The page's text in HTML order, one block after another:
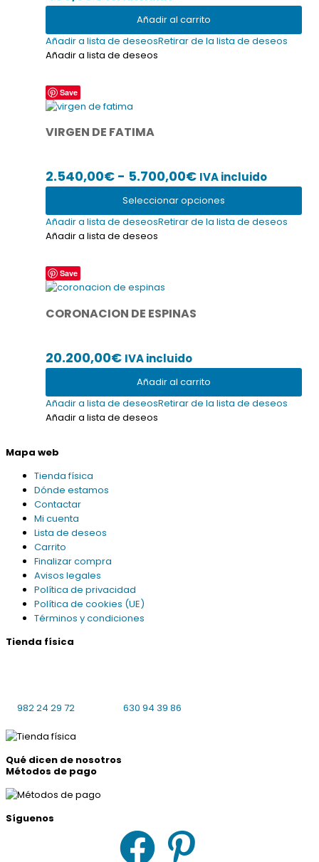
Añadir al carrito
Añadir a lista de deseosRetirar de la lista de deseos
Añadir a lista de deseos
Save
VIRGEN DE FATIMA
2.540,00€ - 5.700,00€Rango
de
precios:
IVA incluido
Seleccionar opciones
Este
producto
múltiples
opciones
se
elegir
en
de
producto
Añadir a lista de deseosRetirar de la lista de deseos
Añadir a lista de deseos
Save
CORONACION DE ESPINAS
20.200,00€ IVA incluido
Añadir al carrito
Añadir a lista de deseosRetirar de la lista de deseos
Añadir a lista de deseos
Mapa web
Tienda física
Dónde estamos
Contactar
Mi cuenta
Lista de deseos
Carrito
Finalizar compra
Avisos legales
Política de privacidad
Política de cookies (UE)
Términos y condiciones
Tienda física
982 24 29 72
630 94 39 86
Qué dicen de nosotros
Métodos de pago
Síguenos